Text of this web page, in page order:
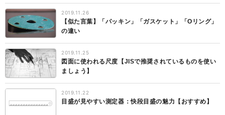
2019.11.26
【似た言葉】「パッキン」「ガスケット」「Oリング」
の違い
2019.11.25
図面に使われる尺度【JISで推奨されているものを使い
ましょう】
2019.11.22
目盛が見やすい測定器：快段目盛の魅力【おすすめ】